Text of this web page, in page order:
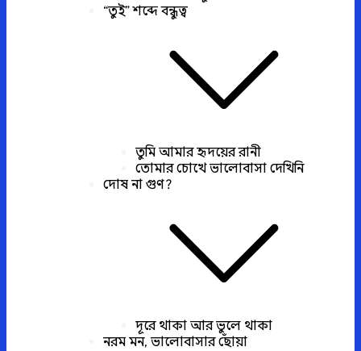
“তুই” শব্দে বন্ধুত্ব
তুমি আমার হৃদয়ের রানী
তোমার চোখে ভালোবাসা দেখিনি
দোষ না গুণ?
দূরে থাকা আর ভুলে থাকা
নরম মন, ভালোবাসার ছোঁয়া